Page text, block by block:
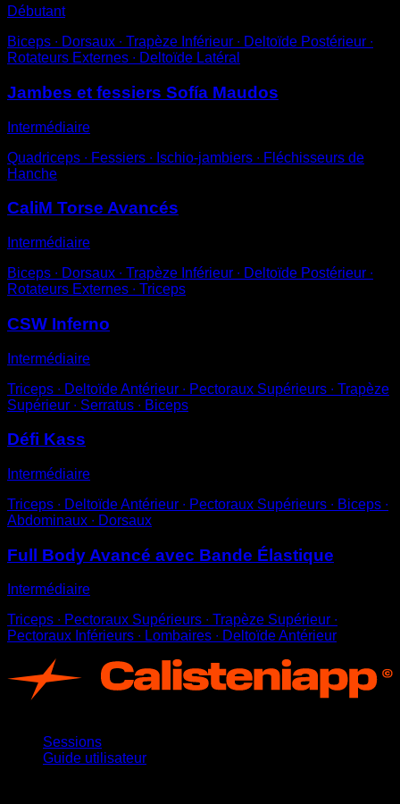
Débutant
Biceps ∙ Dorsaux ∙ Trapèze Inférieur ∙ Deltoïde Postérieur ∙
Rotateurs Externes ∙ Deltoïde Latéral
Jambes et fessiers Sofía Maudos
Intermédiaire
Quadriceps ∙ Fessiers ∙ Ischio-jambiers ∙ Fléchisseurs de
Hanche
CaliM Torse Avancés
Intermédiaire
Biceps ∙ Dorsaux ∙ Trapèze Inférieur ∙ Deltoïde Postérieur ∙
Rotateurs Externes ∙ Triceps
CSW Inferno
Intermédiaire
Triceps ∙ Deltoïde Antérieur ∙ Pectoraux Supérieurs ∙ Trapèze
Supérieur ∙ Serratus ∙ Biceps
Défi Kass
Intermédiaire
Triceps ∙ Deltoïde Antérieur ∙ Pectoraux Supérieurs ∙ Biceps ∙
Abdominaux ∙ Dorsaux
Full Body Avancé avec Bande Élastique
Intermédiaire
Triceps ∙ Pectoraux Supérieurs ∙ Trapèze Supérieur ∙
Pectoraux Inférieurs ∙ Lombaires ∙ Deltoïde Antérieur
Sessions
Guide utilisateur